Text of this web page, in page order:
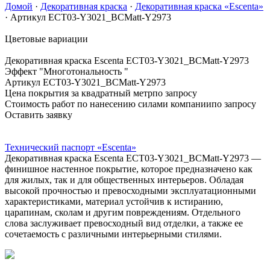
Домой · Декоративная краска · Декоративная краска «Escenta»
· Артикул ECT03-Y3021_BCMatt-Y2973
Цветовые вариации
Декоративная краска Escenta ECT03-Y3021_BCMatt-Y2973
Эффект "Многотональность "
Артикул ECT03-Y3021_BCMatt-Y2973
Цена покрытия за квадратный метрпо запросу
Стоимость работ по нанесению силами компаниипо запросу
Оставить заявку
Технический паспорт «Escenta»
Декоративная краска Escenta ECT03-Y3021_BCMatt-Y2973 —
финишное настенное покрытие, которое предназначено как
для жилых, так и для общественных интерьеров. Обладая
высокой прочностью и превосходными эксплуатационными
характеристиками, материал устойчив к истиранию,
царапинам, сколам и другим повреждениям. Отдельного
слова заслуживает превосходный вид отделки, а также ее
сочетаемость с различными интерьерными стилями.